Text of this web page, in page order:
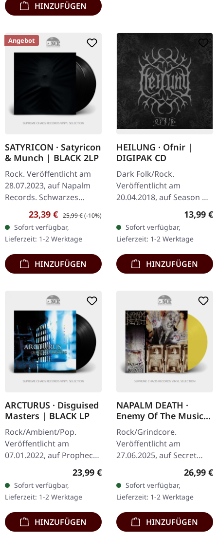
HINZUFÜGEN
Angebot
SATYRICON · Satyricon
& Munch | BLACK 2LP
Rock. Veröffentlicht am
28.07.2023, auf Napalm
Records. Schwarzes
Doppel-Vinyl im Gatefold-
Cover. Diese
außergewöhnliche
Kollaboration zwischen
den…
Verkaufspreis:
23,39 € Regulärer Preis:
25,99 €(-10%)
Sofort verfügbar,
Lieferzeit: 1-2 Werktage
HINZUFÜGEN
HEILUNG · Ofnir |
DIGIPAK CD
Dark Folk/Rock.
Veröffentlicht am
20.04.2018, auf Season Of
Mist. CD im DigiPak mit
16-seitigem Booklet.
"Ofnir" markiert das
kraftvolle Debüt von…
13,99 €
Sofort verfügbar,
Lieferzeit: 1-2 Werktage
HINZUFÜGEN
ARCTURUS · Disguised
Masters | BLACK LP
Rock/Ambient/Pop.
Veröffentlicht am
07.01.2022, auf Prophecy
Productions. Schwarzes
Vinyl im Standard-Cover
mit Insert. Arcturus
kehren mit…
Regulärer Preis:
23,99 €
Sofort verfügbar,
Lieferzeit: 1-2 Werktage
HINZUFÜGEN
NAPALM DEATH ·
Enemy Of The Music
Business | YELLOW LP
Rock/Grindcore.
Veröffentlicht am
27.06.2025, auf Secret
Records. Gelbes Vinyl. Als
Napalm Death im Jahr
2000 "Enemy Of The
Music Business"…
26,99 €
Sofort verfügbar,
Lieferzeit: 1-2 Werktage
HINZUFÜGEN